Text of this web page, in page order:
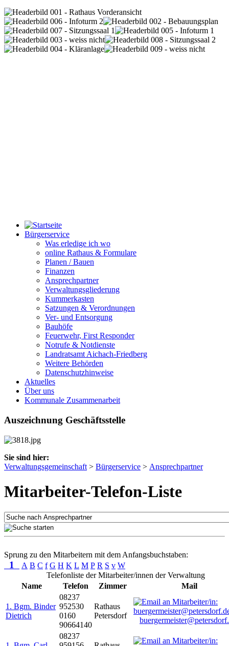
Bürgerservice
Was erledige ich wo
online Rathaus & Formulare
Planen / Bauen
Finanzen
Ansprechpartner
Verwaltungsgliederung
Kummerkasten
Satzungen & Verordnungen
Ver- und Entsorgung
Bauhöfe
Feuerwehr, First Responder
Notrufe & Notdienste
Landratsamt Aichach-Friedberg
Weitere Behörden
Datenschutzhinweise
Aktuelles
Über uns
Kommunale Zusammenarbeit
Auszeichnung Geschäftsstelle
Sie sind hier:
Verwaltungsgemeinschaft > Bürgerservice > Ansprechpartner
Mitarbeiter-Telefon-Liste
Sprung zu den Mitarbeitern mit dem Anfangsbuchstaben:
1 A B C f G H K L M P R S v W
Telefonliste der Mitarbeiter/innen der Verwaltung
Name
Telefon Zimmer Mail
1. Bgm. Binder
Dietrich
08237
952530
0160
90664140
Rathaus
Petersdorf
08237